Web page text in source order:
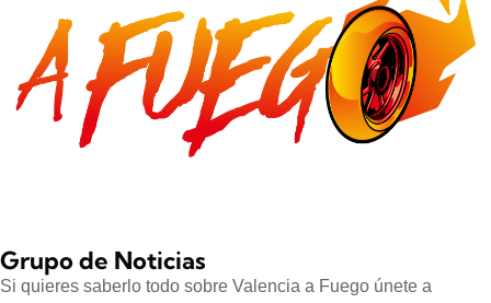
Grupo de Noticias
Si quieres saberlo todo sobre Valencia a Fuego únete a